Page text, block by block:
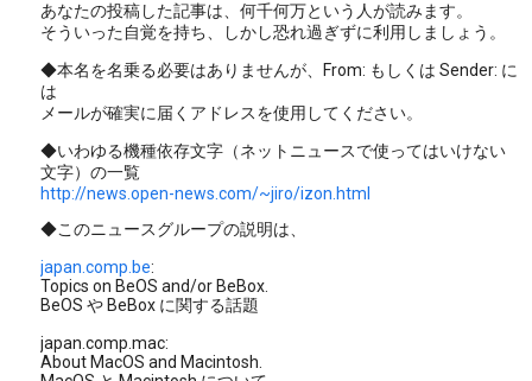
あなたの投稿した記事は、何千何万という人が読みます。
そういった自覚を持ち、しかし恐れ過ぎずに利用しましょう。
◆本名を名乗る必要はありませんが、From: もしくは Sender: に
は
メールが確実に届くアドレスを使用してください。
◆いわゆる機種依存文字（ネットニュースで使ってはいけない
文字）の一覧
http://news.open-news.com/~jiro/izon.html
◆このニュースグループの説明は、
japan.comp.be:
Topics on BeOS and/or BeBox.
BeOS や BeBox に関する話題
japan.comp.mac:
About MacOS and Macintosh.